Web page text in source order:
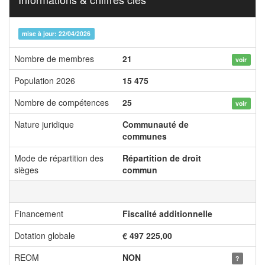
mise à jour: 22/04/2026
Nombre de membres 21 voir
Population 2026
15 475
Nombre de compétences
25 voir
Nature juridique
Communauté de
communes
Mode de répartition des
sièges
Répartition de droit
commun
Financement
Fiscalité additionnelle
Dotation globale
€ 497 225,00
REOM
NON ?